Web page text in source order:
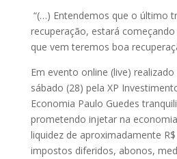
“(…) Entendemos que o último
recuperação, estará
que vem teremos boa
Em evento online (live)
sábado (28) pela XP
Economia Paulo Guedes
prometendo injetar na
liquidez de aproximadamente
impostos diferidos, abonos,